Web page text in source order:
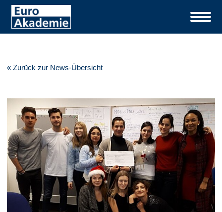
« Zurück zur News-Übersicht